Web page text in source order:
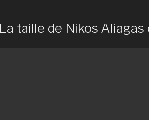
La taille de Nikos Aliagas